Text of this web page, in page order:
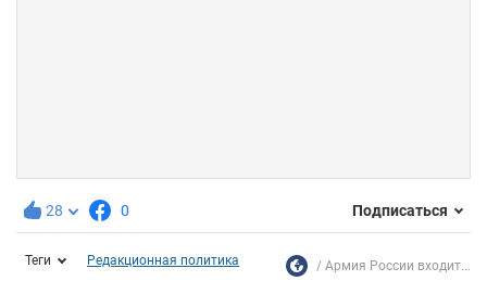
28 0 Подписаться
Теги Редакционная политика Армия России входит...